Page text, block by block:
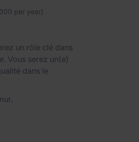
per year)
un rôle clé dans
Vous serez un(e)
dans le